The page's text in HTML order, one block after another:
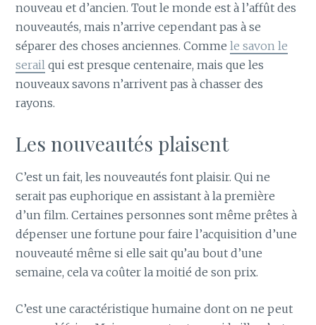
nouveau et d’ancien. Tout le monde est à l’affût des
nouveautés, mais n’arrive cependant pas à se
séparer des choses anciennes. Commele savon le
serail qui est presque centenaire, mais que les
nouveaux savons n’arrivent pas à chasser des
rayons.
Les nouveautés plaisent
C’est un fait, les nouveautés font plaisir. Qui ne
serait pas euphorique en assistant à la première
d’un film. Certaines personnes sont même prêtes à
dépenser une fortune pour faire l’acquisition d’une
nouveauté même si elle sait qu’au bout d’une
semaine, cela va coûter la moitié de son prix.
C’est une caractéristique humaine dont on ne peut